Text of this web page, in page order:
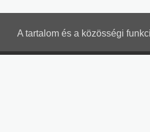
A tartalom és a közösségi